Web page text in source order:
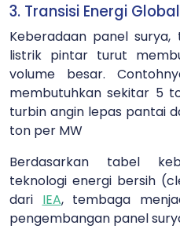
3. Transisi Energi Global
Keberadaan panel
listrik pintar turut
volume besar.
membutuhkan sekitar 5
turbin angin lepas pantai
ton per MW
Berdasarkan tabel
teknologi energi bersih
dari IEA, tembaga
pengembangan panel